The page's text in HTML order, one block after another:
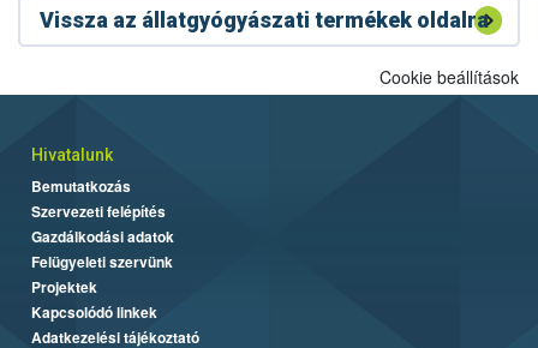
Vissza az állatgyógyászati termékek oldalra
Cookie beállítások
Hivatalunk
Bemutatkozás
Szervezeti felépítés
Gazdálkodási adatok
Felügyeleti szervünk
Projektek
Kapcsolódó linkek
Adatkezelési tájékoztató